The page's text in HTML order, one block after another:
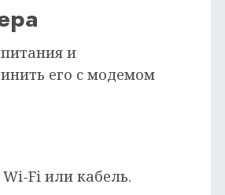
и
его с модемом
Fi или кабель.